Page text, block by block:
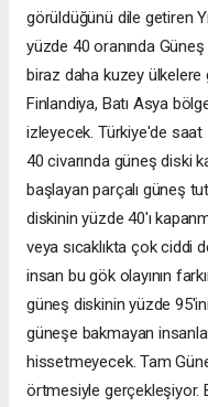
görüldüğünü dile getiren
yüzde 40 oranında
biraz daha kuzey ülkelere
Finlandiya, Batı Asya
izleyecek. Türkiye'de
40 civarında güneş diski
başlayan parçalı güneş
diskinin yüzde 40'ı
veya sıcaklıkta çok ciddi
insan bu gök olayının
güneş diskinin yüzde
güneşe bakmayan
hissetmeyecek. Tam
örtmesiyle gerçekleşiyor.